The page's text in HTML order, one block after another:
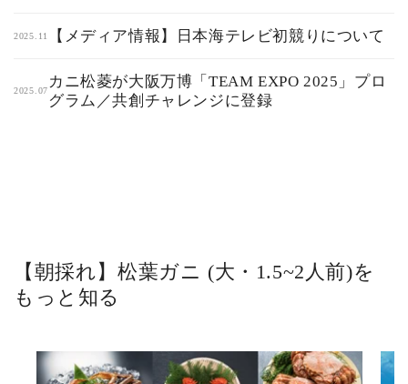
2025.11 【メディア情報】日本海テレビ初競りについて
2025.07
カニ松菱が大阪万博「TEAM EXPO 2025」プロ
グラム／共創チャレンジに登録
【朝採れ】松葉ガニ (大・1.5~2人前)を
もっと知る